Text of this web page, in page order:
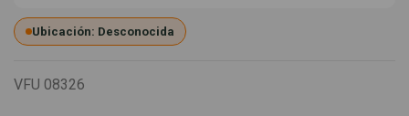
Ubicación: Desconocida
VFU 08326